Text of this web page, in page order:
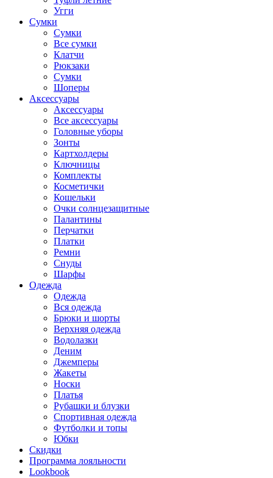
Угги
Сумки
Сумки
Все сумки
Клатчи
Рюкзаки
Сумки
Шоперы
Аксессуары
Аксессуары
Все аксессуары
Головные уборы
Зонты
Картхолдеры
Ключницы
Комплекты
Косметички
Кошельки
Очки солнцезащитные
Палантины
Перчатки
Платки
Ремни
Снуды
Шарфы
Одежда
Одежда
Вся одежда
Брюки и шорты
Верхняя одежда
Водолазки
Деним
Джемперы
Жакеты
Носки
Платья
Рубашки и блузки
Спортивная одежда
Футболки и топы
Юбки
Скидки
Программа лояльности
Lookbook